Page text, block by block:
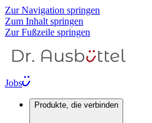
Zur Navigation springen
Zum Inhalt springen
Zur Fußzeile springen
Jobs
Produkte, die verbinden